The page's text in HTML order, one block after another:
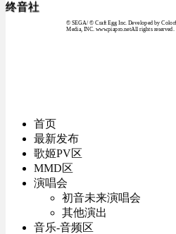
终音社
© SEGA / © Craft Egg Inc. Developed by
Media, INC. www.piapro.netAll rights reserved.
首页
最新发布
歌姬PV区
MMD区
演唱会
初音未来演唱会
其他演出
音乐-音频区